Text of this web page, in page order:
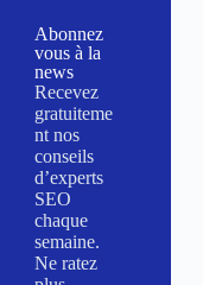
Abonnez
vous à la
news
Recevez
gratuiteme
nt nos
conseils
d’experts
SEO
chaque
semaine.
Ne ratez